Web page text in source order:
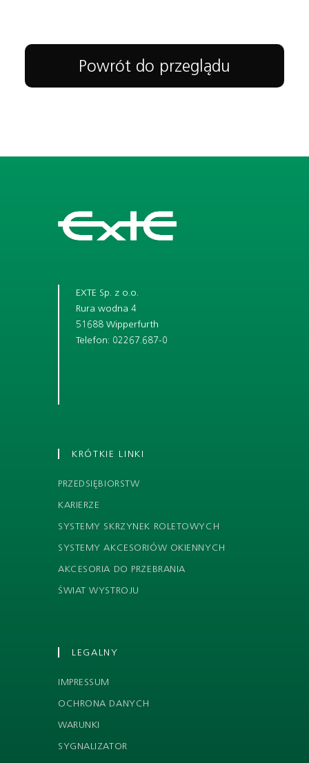
Powrót do przeglądu
EXTE Sp. z o.o.
Rura wodna 4
51688 Wipperfurth
Telefon: 02267.687-0
KRÓTKIE LINKI
PRZEDSIĘBIORSTW
KARIERZE
SYSTEMY SKRZYNEK ROLETOWYCH
SYSTEMY AKCESORIÓW OKIENNYCH
AKCESORIA DO PRZEBRANIA
ŚWIAT WYSTROJU
LEGALNY
IMPRESSUM
OCHRONA DANYCH
WARUNKI
SYGNALIZATOR